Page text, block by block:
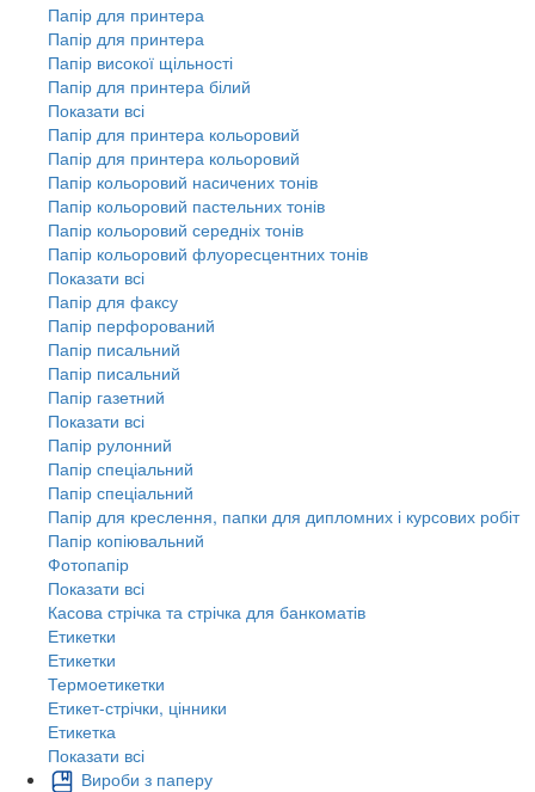
Папір для принтера
Папір для принтера
Папір високої щільності
Папір для принтера білий
Показати всі
Папір для принтера кольоровий
Папір для принтера кольоровий
Папір кольоровий насичених тонів
Папір кольоровий пастельних тонів
Папір кольоровий середніх тонів
Папір кольоровий флуоресцентних тонів
Показати всі
Папір для факсу
Папір перфорований
Папір писальний
Папір писальний
Папір газетний
Показати всі
Папір рулонний
Папір спеціальний
Папір спеціальний
Папір для креслення, папки для дипломних і курсових робіт
Папір копіювальний
Фотопапір
Показати всі
Касова стрічка та стрічка для банкоматів
Етикетки
Етикетки
Термоетикетки
Етикет-стрічки, цінники
Етикетка
Показати всі
Вироби з паперу